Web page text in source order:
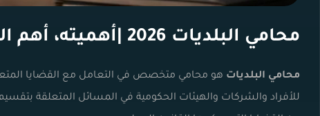
محامي البلديات 2026 |أهميته، أهم القضايا
محامي البلديات هو محامي متخصص في التعامل مع القضايا المتعلقة
للأفراد والشركات والهيئات الحكومية في المسائل المتعلقة